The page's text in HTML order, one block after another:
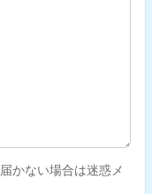
かない場合は迷惑メ